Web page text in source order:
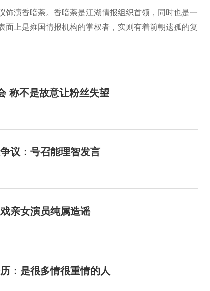
饰演香暗荼。香暗荼是江湖情报组织首领，同时也是一
上是雍国情报机构的掌权者，实则有着前朝遗孤的复
称不是故意让粉丝失望
议：号召能理智发言
亲女演员纯属造谣
：是很多情很重情的人